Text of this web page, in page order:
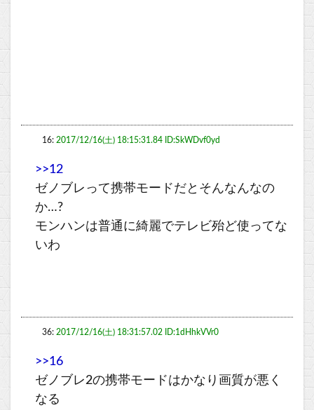
16: 2017/12/16(土) 18:15:31.84 ID:SkWDvf0yd
>>12
ゼノブレって携帯モードだとそんなんなの
か…?
モンハンは普通に綺麗でテレビ殆ど使ってな
いわ
36: 2017/12/16(土) 18:31:57.02 ID:1dHhkVVr0
>>16
ゼノブレ2の携帯モードはかなり画質が悪く
なる